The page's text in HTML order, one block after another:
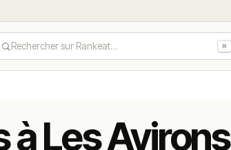
Rechercher sur Rankeat… ⌘
Les Avirons